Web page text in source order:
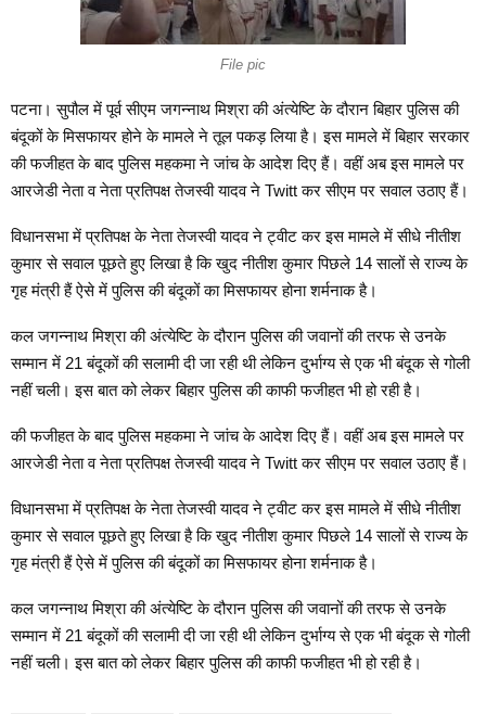
File pic
पटना। सुपौल में पूर्व सीएम जगन्नाथ मिश्रा की अंत्येष्टि के दौरान बिहार पुलिस की
बंदूकों के मिसफायर होने के मामले ने तूल पकड़ लिया है। इस मामले में बिहार सरकार
की फजीहत के बाद पुलिस महकमा ने जांच के आदेश दिए हैं। वहीं अब इस मामले पर
आरजेडी नेता व नेता प्रतिपक्ष तेजस्वी यादव ने Twitt कर सीएम पर सवाल उठाए हैं।
विधानसभा में प्रतिपक्ष के नेता तेजस्वी यादव ने ट्वीट कर इस मामले में सीधे नीतीश
कुमार से सवाल पूछते हुए लिखा है कि खुद नीतीश कुमार पिछले 14 सालों से राज्य के
गृह मंत्री हैं ऐसे में पुलिस की बंदूकों का मिसफायर होना शर्मनाक है।
कल जगन्नाथ मिश्रा की अंत्येष्टि के दौरान पुलिस की जवानों की तरफ से उनके
सम्मान में 21 बंदूकों की सलामी दी जा रही थी लेकिन दुर्भाग्य से एक भी बंदूक से गोली
नहीं चली। इस बात को लेकर बिहार पुलिस की काफी फजीहत भी हो रही है।
की फजीहत के बाद पुलिस महकमा ने जांच के आदेश दिए हैं। वहीं अब इस मामले पर
आरजेडी नेता व नेता प्रतिपक्ष तेजस्वी यादव ने Twitt कर सीएम पर सवाल उठाए हैं।
विधानसभा में प्रतिपक्ष के नेता तेजस्वी यादव ने ट्वीट कर इस मामले में सीधे नीतीश
कुमार से सवाल पूछते हुए लिखा है कि खुद नीतीश कुमार पिछले 14 सालों से राज्य के
गृह मंत्री हैं ऐसे में पुलिस की बंदूकों का मिसफायर होना शर्मनाक है।
कल जगन्नाथ मिश्रा की अंत्येष्टि के दौरान पुलिस की जवानों की तरफ से उनके
सम्मान में 21 बंदूकों की सलामी दी जा रही थी लेकिन दुर्भाग्य से एक भी बंदूक से गोली
नहीं चली। इस बात को लेकर बिहार पुलिस की काफी फजीहत भी हो रही है।